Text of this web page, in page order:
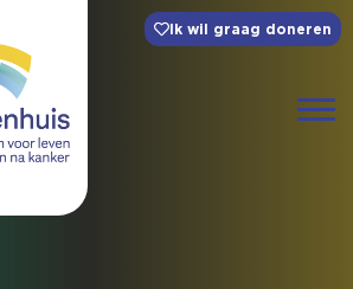
Ik wil graag doneren